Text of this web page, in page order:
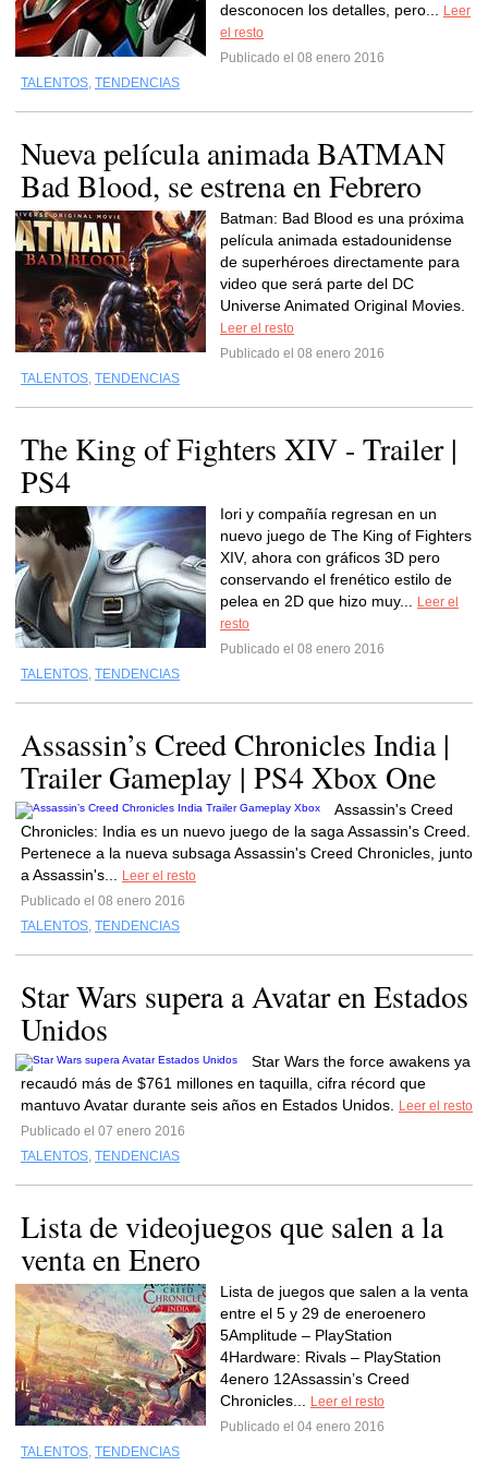
desconocen los detalles, pero...
Leer
el resto
Publicado el 08 enero 2016
TALENTOS, TENDENCIAS
Nueva película animada BATMAN
Bad Blood, se estrena en Febrero
Batman: Bad Blood es una próxima
película animada estadounidense
de superhéroes directamente para
video que será parte del DC
Universe Animated Original Movies.
Leer el resto
Publicado el 08 enero 2016
TALENTOS, TENDENCIAS
The King of Fighters XIV - Trailer |
PS4
Iori y compañía regresan en un
nuevo juego de The King of Fighters
XIV, ahora con gráficos 3D pero
conservando el frenético estilo de
pelea en 2D que hizo muy...
Leer el
resto
Publicado el 08 enero 2016
TALENTOS, TENDENCIAS
Assassin’s Creed Chronicles India |
Trailer Gameplay | PS4 Xbox One
Assassin's Creed
Chronicles: India es un nuevo juego de la saga Assassin's Creed.
Pertenece a la nueva subsaga Assassin's Creed Chronicles, junto
a Assassin's...
Leer el resto
Publicado el 08 enero 2016
TALENTOS, TENDENCIAS
Star Wars supera a Avatar en Estados
Unidos
Star Wars the force awakens ya
recaudó más de $761 millones en taquilla, cifra récord que
mantuvo Avatar durante seis años en Estados Unidos.
Leer el resto
Publicado el 07 enero 2016
TALENTOS, TENDENCIAS
Lista de videojuegos que salen a la
venta en Enero
Lista de juegos que salen a la venta
entre el 5 y 29 de eneroenero
5Amplitude – PlayStation
4Hardware: Rivals – PlayStation
4enero 12Assassin’s Creed
Chronicles...
Leer el resto
Publicado el 04 enero 2016
TALENTOS, TENDENCIAS